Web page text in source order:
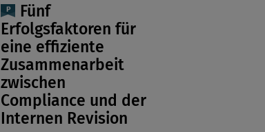
Fünf
Erfolgsfaktoren für
eine effiziente
Zusammenarbeit
zwischen
Compliance und der
Internen Revision